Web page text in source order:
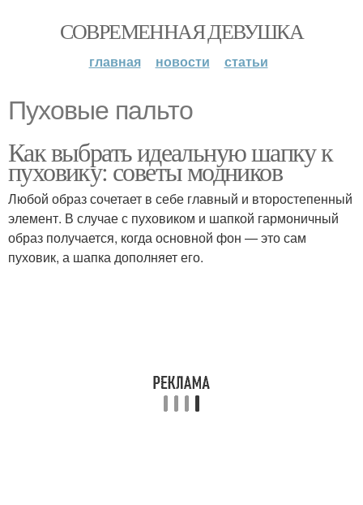
СОВРЕМЕННАЯ ДЕВУШКА
главная новости статьи
Пуховые пальто
Как выбрать идеальную шапку к
пуховику: советы модников
Любой образ сочетает в себе главный и второстепенный
элемент. В случае с пуховиком и шапкой гармоничный
образ получается, когда основной фон — это сам
пуховик, а шапка дополняет его.